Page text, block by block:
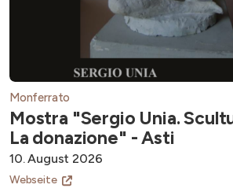
Monferrato
Mostra "Sergio Unia.
La donazione" - Asti
10. August 2026
Webseite